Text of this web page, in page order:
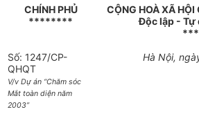
CHÍNH PHỦ
********
CỘNG HOÀ XÃ
Độc lập - Tự
Số: 1247/CP-
QHQT
V/v Dự án “Chăm sóc
Mắt toàn diện năm
2003”
Hà Nội,